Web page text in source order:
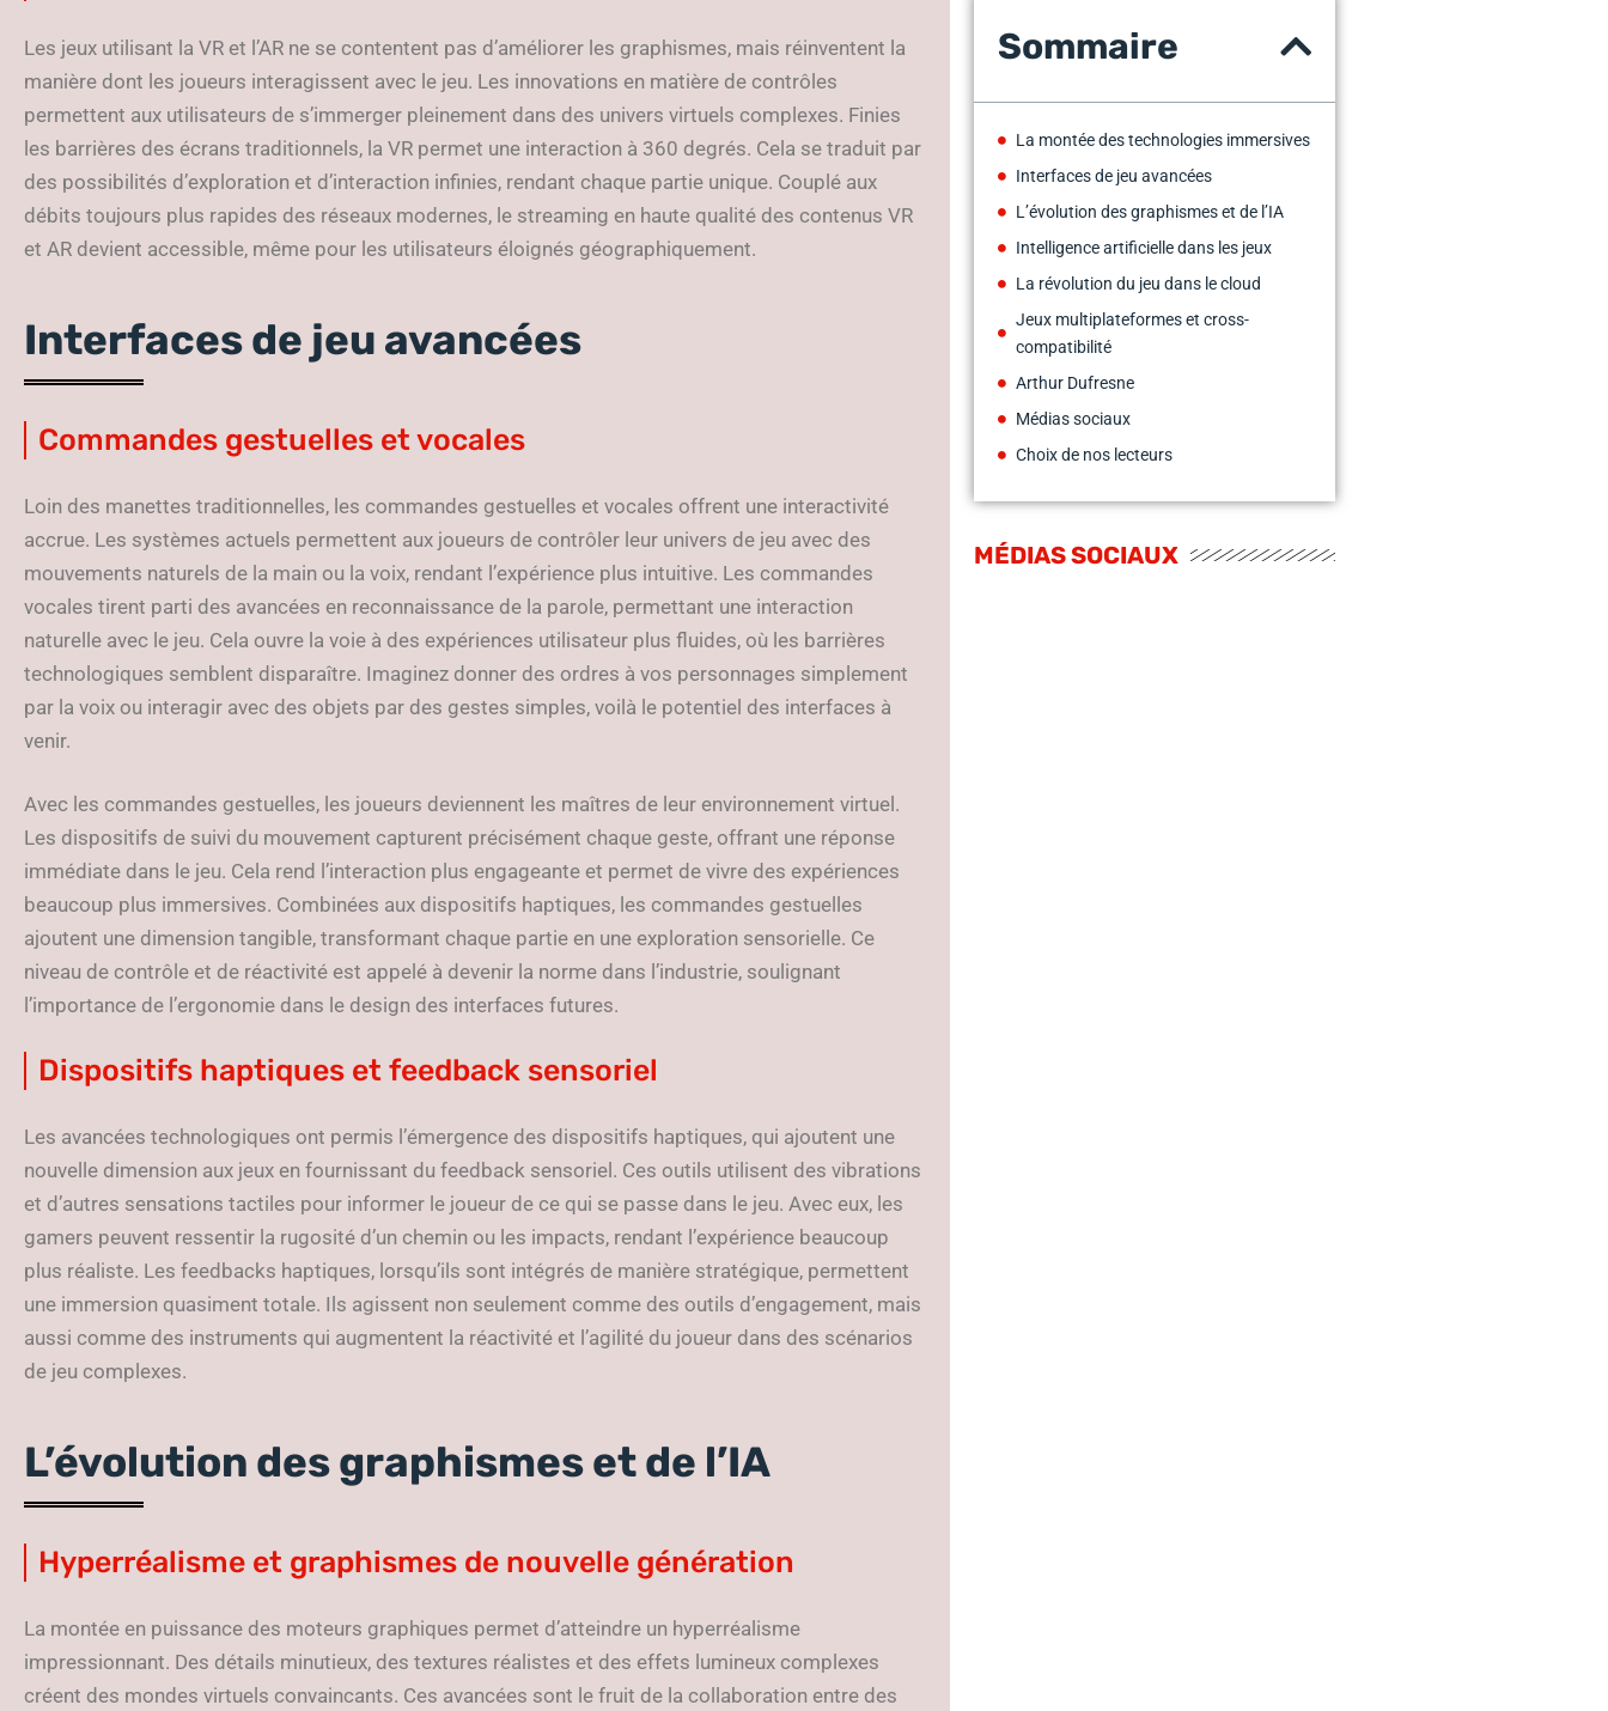
Les jeux utilisant la VR et l’AR ne se contentent pas d’améliorer les graphismes, mais réinventent la
manière dont les joueurs interagissent avec le jeu. Les innovations en matière de contrôles
permettent aux utilisateurs de s’immerger pleinement dans des univers virtuels complexes. Finies
les barrières des écrans traditionnels, la VR permet une interaction à 360 degrés. Cela se traduit par
des possibilités d’exploration et d’interaction infinies, rendant chaque partie unique. Couplé aux
débits toujours plus rapides des réseaux modernes, le streaming en haute qualité des contenus VR
et AR devient accessible, même pour les utilisateurs éloignés géographiquement.
Interfaces de jeu avancées
Commandes gestuelles et vocales
Loin des manettes traditionnelles, les commandes gestuelles et vocales offrent une interactivité
accrue. Les systèmes actuels permettent aux joueurs de contrôler leur univers de jeu avec des
mouvements naturels de la main ou la voix, rendant l’expérience plus intuitive. Les commandes
vocales tirent parti des avancées en reconnaissance de la parole, permettant une interaction
naturelle avec le jeu. Cela ouvre la voie à des expériences utilisateur plus fluides, où les barrières
technologiques semblent disparaître. Imaginez donner des ordres à vos personnages simplement
par la voix ou interagir avec des objets par des gestes simples, voilà le potentiel des interfaces à
venir.
Avec les commandes gestuelles, les joueurs deviennent les maîtres de leur environnement virtuel.
Les dispositifs de suivi du mouvement capturent précisément chaque geste, offrant une réponse
immédiate dans le jeu. Cela rend l’interaction plus engageante et permet de vivre des expériences
beaucoup plus immersives. Combinées aux dispositifs haptiques, les commandes gestuelles
ajoutent une dimension tangible, transformant chaque partie en une exploration sensorielle. Ce
niveau de contrôle et de réactivité est appelé à devenir la norme dans l’industrie, soulignant
l’importance de l’ergonomie dans le design des interfaces futures.
Dispositifs haptiques et feedback sensoriel
Les avancées technologiques ont permis l’émergence des dispositifs haptiques, qui ajoutent une
nouvelle dimension aux jeux en fournissant du feedback sensoriel. Ces outils utilisent des vibrations
et d’autres sensations tactiles pour informer le joueur de ce qui se passe dans le jeu. Avec eux, les
gamers peuvent ressentir la rugosité d’un chemin ou les impacts, rendant l’expérience beaucoup
plus réaliste. Les feedbacks haptiques, lorsqu’ils sont intégrés de manière stratégique, permettent
une immersion quasiment totale. Ils agissent non seulement comme des outils d’engagement, mais
aussi comme des instruments qui augmentent la réactivité et l’agilité du joueur dans des scénarios
de jeu complexes.
L’évolution des graphismes et de l’IA
Hyperréalisme et graphismes de nouvelle génération
La montée en puissance des moteurs graphiques permet d’atteindre un hyperréalisme
impressionnant. Des détails minutieux, des textures réalistes et des effets lumineux complexes
créent des mondes virtuels convaincants. Ces avancées sont le fruit de la collaboration entre des
Sommaire
La montée des technologies immersives
Interfaces de jeu avancées
L’évolution des graphismes et de l’IA
Intelligence artificielle dans les jeux
La révolution du jeu dans le cloud
Jeux multiplateformes et cross-
compatibilité
Arthur Dufresne
Médias sociaux
Choix de nos lecteurs
MÉDIAS SOCIAUX